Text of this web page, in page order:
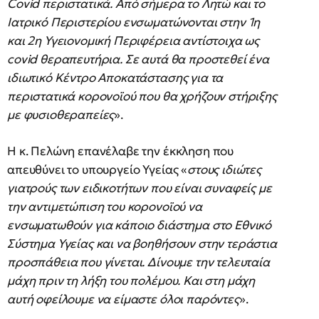
Covid περιστατικά. Από σήμερα το Λητώ και το
Ιατρικό Περιστερίου ενσωματώνονται στην 1η
και 2η Υγειονομική Περιφέρεια αντίστοιχα ως
covid θεραπευτήρια. Σε αυτά θα προστεθεί ένα
ιδιωτικό Κέντρο Αποκατάστασης για τα
περιστατικά κορονοϊού που θα χρήζουν στήριξης
με φυσιοθεραπείες».
Η κ. Πελώνη επανέλαβε την έκκληση που
απευθύνει το υπουργείο Υγείας «στους ιδιώτες
γιατρούς των ειδικοτήτων που είναι συναφείς με
την αντιμετώπιση του κορονοϊού να
ενσωματωθούν για κάποιο διάστημα στο Εθνικό
Σύστημα Υγείας και να βοηθήσουν στην τεράστια
προσπάθεια που γίνεται. Δίνουμε την τελευταία
μάχη πριν τη λήξη του πολέμου. Και στη μάχη
αυτή οφείλουμε να είμαστε όλοι παρόντες».